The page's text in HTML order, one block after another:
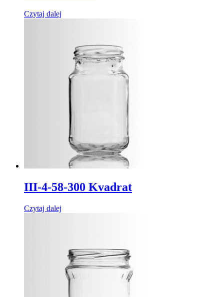
Czytaj dalej
III-4-58-300 Kvadrat
Czytaj dalej